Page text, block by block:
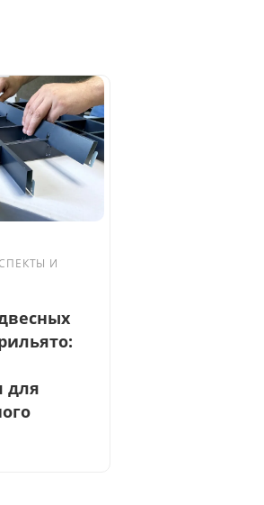
И
для